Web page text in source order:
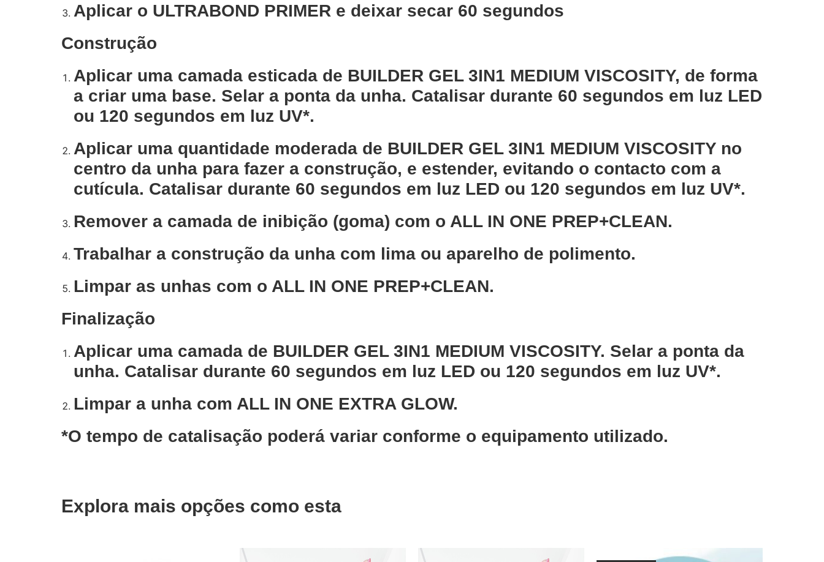
Aplicar o ULTRABOND PRIMER e deixar secar 60 segundos
Construção
Aplicar uma camada esticada de BUILDER GEL 3IN1 MEDIUM VISCOSITY, de forma
a criar uma base. Selar a ponta da unha. Catalisar durante 60 segundos em luz LED
ou 120 segundos em luz UV*.
Aplicar uma quantidade moderada de BUILDER GEL 3IN1 MEDIUM VISCOSITY no
centro da unha para fazer a construção, e estender, evitando o contacto com a
cutícula. Catalisar durante 60 segundos em luz LED ou 120 segundos em luz UV*.
Remover a camada de inibição (goma) com o ALL IN ONE PREP+CLEAN.
Trabalhar a construção da unha com lima ou aparelho de polimento.
Limpar as unhas com o ALL IN ONE PREP+CLEAN.
Finalização
Aplicar uma camada de BUILDER GEL 3IN1 MEDIUM VISCOSITY. Selar a ponta da
unha. Catalisar durante 60 segundos em luz LED ou 120 segundos em luz UV*.
Limpar a unha com ALL IN ONE EXTRA GLOW.
*O tempo de catalisação poderá variar conforme o equipamento utilizado.
Explora mais opções como esta